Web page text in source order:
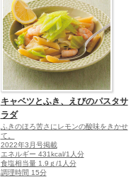
キャベツとふき、えびのパスタサ
ラダ
ふきのほろ苦さにレモンの酸味をきかせ
て。
2022年3月号掲載
エネルギー 431kcal/1人分
食塩相当量 1.9ｇ/1人分
調理時間 15分